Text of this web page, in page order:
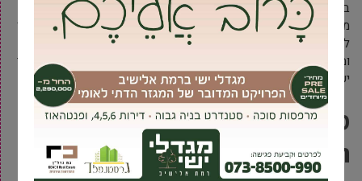
בדיוק מה תפקיד המערכת. למערכת זו יתרונות רבים, וכאשר אתם
מכירים את היתרונות הללו אתם יכולים להתאים את המוצר אל התהליך
לשמו אתם מחפשים את הרכיב. כשאתם רוכשים, מתעניינים
ומתייעצים עשו זאת מול אנשי המקצוע הטובים ביותר, כי לליווי מקצועי
יש חשיבות רבה.
מערכת אוויר דחוס הוא המוצר
הטוב ביותר עבורכם